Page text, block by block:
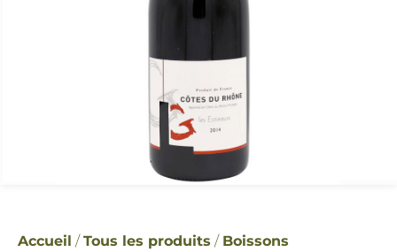
Accueil /Tous les produits / Boissons